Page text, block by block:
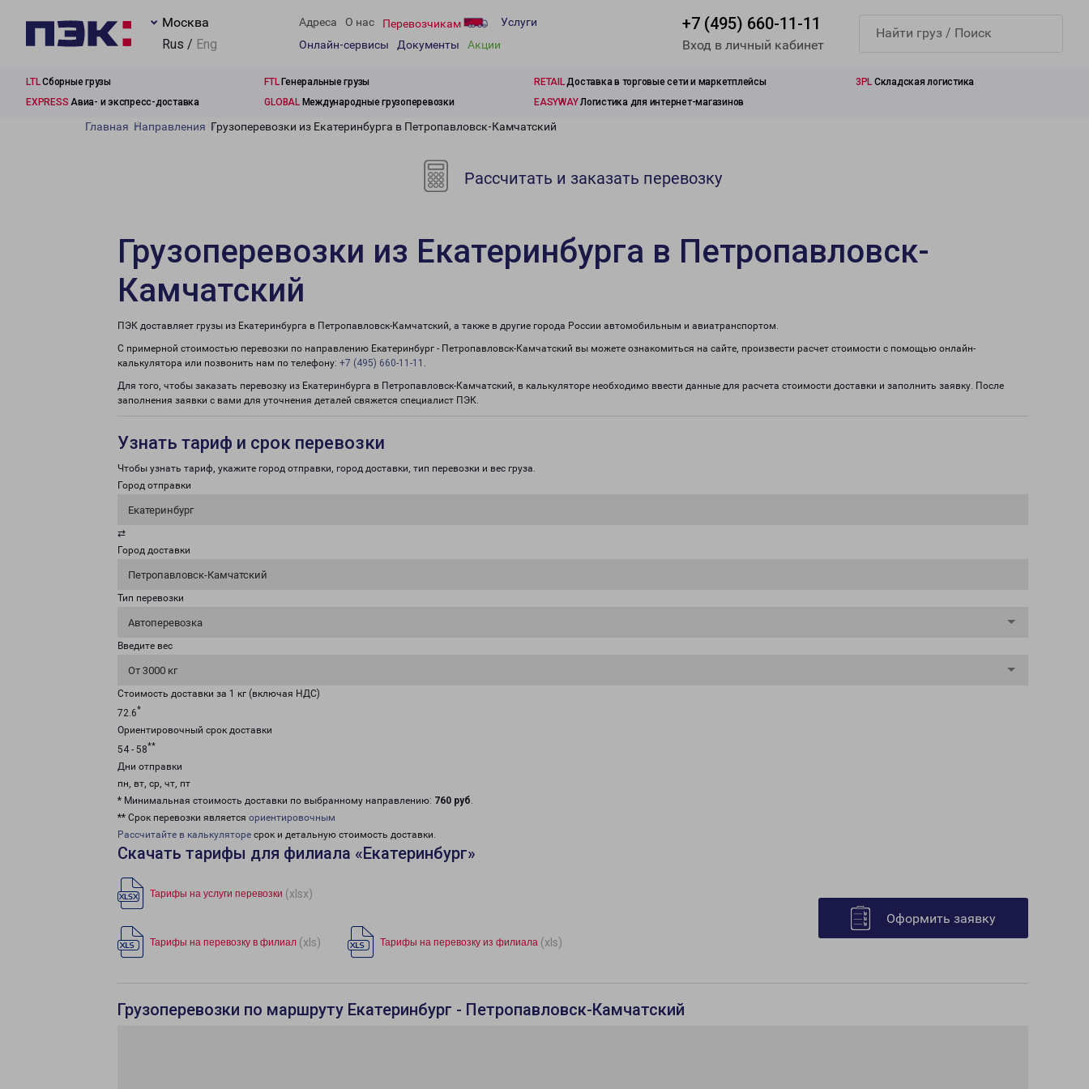
Москва
Rus / Eng
Адреса О нас Перевозчикам
Услуги
Онлайн-сервисы
Документы Акции
+7 (495) 660-11-11
Вход в личный кабинет
LTLСборные грузы FTLГенеральные грузы RETAILДоставка в торговые сети и маркетплейсы 3PL Складская логистика
EXPRESS Авиа- и экспресс-доставка GLOBALМеждународные грузоперевозки EASYWAYЛогистика для интернет-магазинов
Главная Направления Грузоперевозки из Екатеринбурга в Петропавловск-Камчатский
Рассчитать и заказать перевозку
Грузоперевозки из Екатеринбурга в Петропавловск-
Камчатский
ПЭК доставляет грузы из Екатеринбурга в Петропавловск-Камчатский, а также в другие города России автомобильным и авиатранспортом.
С примерной стоимостью перевозки по направлению Екатеринбург - Петропавловск-Камчатский вы можете ознакомиться на сайте, произвести расчет стоимости с помощью онлайн-
калькулятора или позвонить нам по телефону: +7 (495) 660-11-11 .
Для того, чтобы заказать перевозку из Екатеринбурга в Петропавловск-Камчатский, в калькуляторе необходимо ввести данные для расчета стоимости доставки и заполнить заявку. После
заполнения заявки с вами для уточнения деталей свяжется специалист ПЭК.
Узнать тариф и срок перевозки
Чтобы узнать тариф, укажите город отправки, город доставки, тип перевозки и вес груза.
Город отправки
Екатеринбург
⇄
Город доставки
Петропавловск-Камчатский
Тип перевозки
Автоперевозка
Введите вес
От 3000 кг
Стоимость доставки за 1 кг (включая НДС)
72.6*
Ориентировочный срок доставки
54 - 58**
Дни отправки
пн, вт, ср, чт, пт
* Минимальная стоимость доставки по выбранному направлению: 760 руб.
** Срок перевозки является ориентировочным
Рассчитайте в калькуляторе срок и детальную стоимость доставки.
Скачать тарифы для филиала «Екатеринбург»
Тарифы на услуги перевозки (xlsx)
Тарифы на перевозку в филиал (xls) Тарифы на перевозку из филиала (xls)
Оформить заявку
Грузоперевозки по маршруту Екатеринбург - Петропавловск-Камчатский